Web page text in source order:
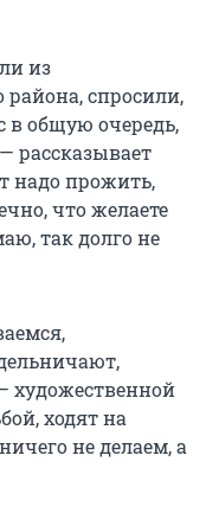
из
спросили,
в общую очередь,
рассказывает
надо прожить,
что желаете
так долго не
художественной
ходят на
не делаем, а